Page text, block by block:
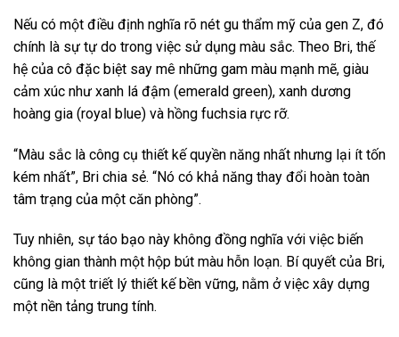
Nếu có một điều định nghĩa rõ nét gu thẩm mỹ của gen Z, đó
chính là sự tự do trong việc sử dụng màu sắc. Theo Bri, thế
hệ của cô đặc biệt say mê những gam màu mạnh mẽ, giàu
cảm xúc như xanh lá đậm (emerald green), xanh dương
hoàng gia (royal blue) và hồng fuchsia rực rỡ.
“Màu sắc là công cụ thiết kế quyền năng nhất nhưng lại ít tốn
kém nhất”, Bri chia sẻ. “Nó có khả năng thay đổi hoàn toàn
tâm trạng của một căn phòng”.
Tuy nhiên, sự táo bạo này không đồng nghĩa với việc biến
không gian thành một hộp bút màu hỗn loạn. Bí quyết của Bri,
cũng là một triết lý thiết kế bền vững, nằm ở việc xây dựng
một nền tảng trung tính.